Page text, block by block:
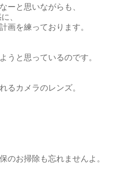
ーと思いながらも、
、
画を練っております。
うと思っているのです。
るカメラのレンズ。
のお掃除も忘れませんよ。